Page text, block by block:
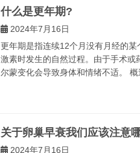
什么是更年期?
2024年7月16日
更年期是指连续12个月没有月经的
激素时发生的自然过程。由于手术
尔蒙变化会导致身体和情绪不适。 概
关于卵巢早衰我们应该注意
2024年7月16日